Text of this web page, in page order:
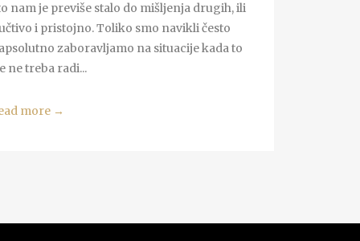
nam je previše stalo do mišljenja drugih, ili
i pristojno. Toliko smo navikli često
zaboravljamo na situacije kada to
ne treba radi...
more →